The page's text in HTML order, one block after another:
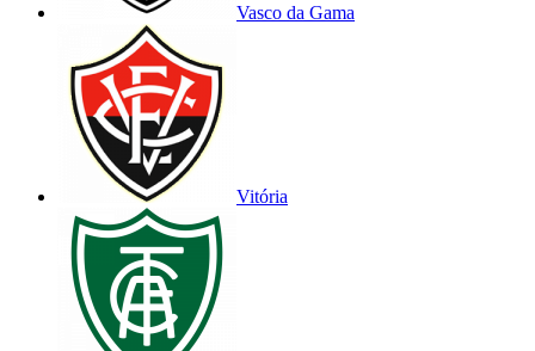
Vasco da Gama
Vitória